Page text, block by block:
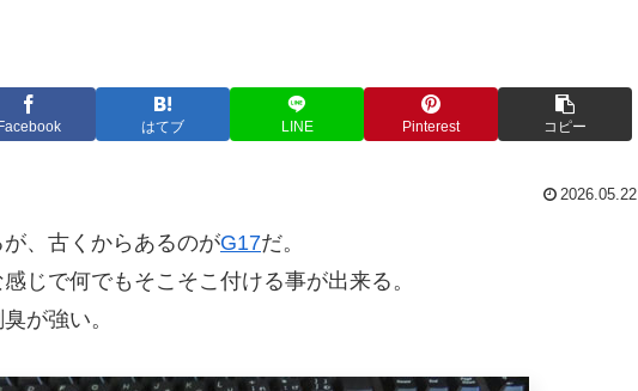
Facebook はてブ LINE Pinterest コピー
2026.05.22
、古くからあるのがG17だ。
じで何でもそこそこ付ける事が出来る。
が強い。